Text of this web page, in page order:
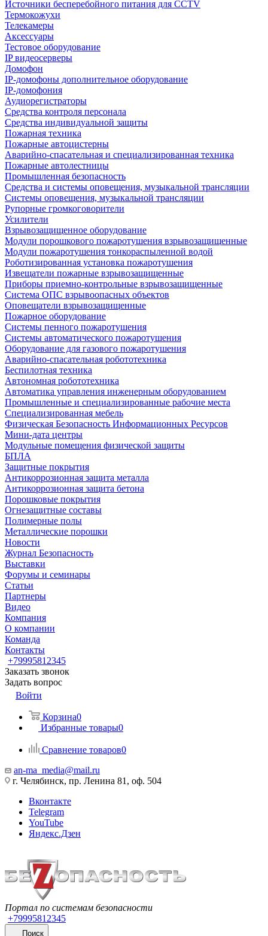
Источники бесперебойного питания для CCTV
Термокожухи
Телекамеры
Аксессуары
Тестовое оборудование
IP видеосерверы
Домофон
IP-домофоны дополнительное оборудование
IP-домофония
Аудиорегистраторы
Средства контроля персонала
Средства индивидуальной защиты
Пожарная техника
Пожарные автоцистерны
Аварийно-спасательная и специализированная техника
Пожарные автолестницы
Промышленная безопасность
Средства и системы оповещения, музыкальной трансляции
Системы оповещения, музыкальной трансляции
Рупорные громкоговорители
Усилители
Взрывозащищенное оборудование
Модули порошкового пожаротушения взрывозащищенные
Модули пожаротушения тонкораспыленной водой
Роботизированная установка пожаротушения
Извещатели пожарные взрывозащищенные
Приборы приемно-контрольные взрывозащищенные
Система ОПС взрывоопасных объектов
Оповещатели взрывозащищенные
Пожарное оборудование
Системы пенного пожаротушения
Системы автоматического пожаротушения
Оборудование для газового пожаротушения
Аварийно-спасательная робототехника
Беспилотная техника
Автономная робототехника
Автоматика управления инженерным оборудованием
Промышленные и специализированные рабочие места
Специализированная мебель
Физическая Безопасность Информационных Ресурсов
Мини-дата центры
Модульные помещения физической защиты
БПЛА
Защитные покрытия
Антикоррозионная защита металла
Антикоррозионная защита бетона
Порошковые покрытия
Огнезащитные составы
Полимерные полы
Металлические порошки
Новости
Журнал Безопасность
Выставки
Форумы и семинары
Статьи
Партнеры
Видео
Компания
О компании
Команда
Контакты
+79995812345
Заказать звонок
Задать вопрос
Войти
Корзина0
Избранные товары0
Сравнение товаров0
an-ma_media@mail.ru
г. Челябинск, пр. Ленина 81, оф. 504
Вконтакте
Telegram
YouTube
Яндекс.Дзен
Портал по системам безопасности
+79995812345
Поиск